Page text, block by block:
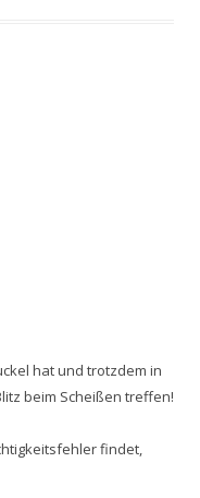
hat und trotzdem in
beim Scheißen treffen!
findet,